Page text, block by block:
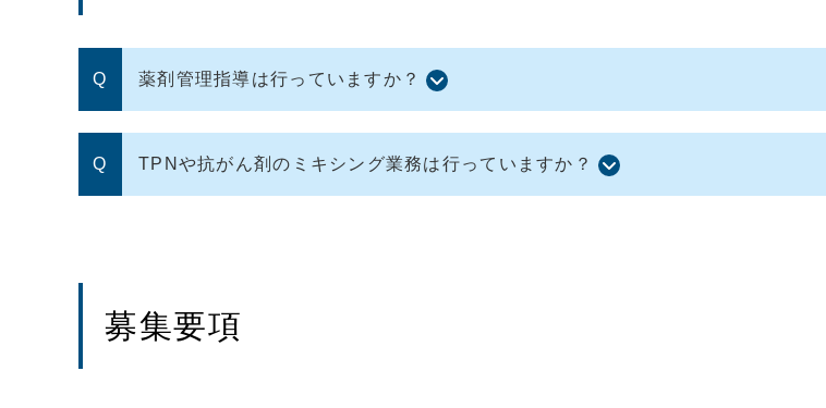
薬剤管理指導は行っていますか？
TPNや抗がん剤のミキシング業務は行っていますか？
募集要項